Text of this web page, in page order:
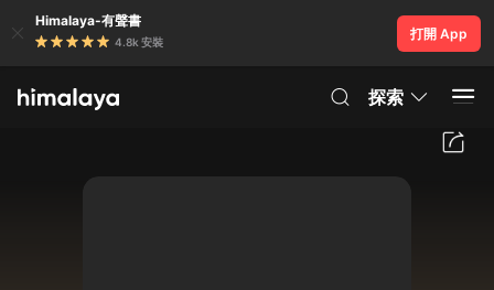
Himalaya-有聲書
4.8k 安裝
打開 App
探索